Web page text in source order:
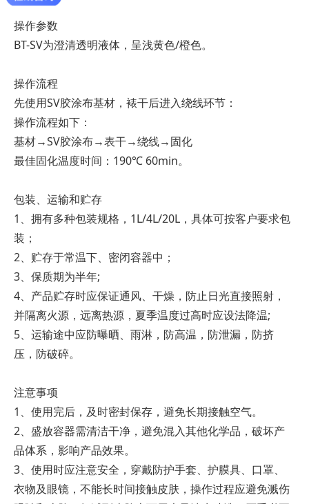
操作参数
BT-SV为澄清透明液体，呈浅黄色/橙色。
操作流程
先使用SV胶涂布基材，裱干后进入绕线环节：
操作流程如下：
基材→SV胶涂布→表干→绕线→固化
最佳固化温度时间：190℃ 60min。
包装、运输和贮存
1、拥有多种包装规格，1L/4L/20L，具体可按客户要求包
装；
2、贮存于常温下、密闭容器中；
3、保质期为半年;
4、产品贮存时应保证通风、干燥，防止日光直接照射，
并隔离火源，远离热源，夏季温度过高时应设法降温;
5、运输途中应防曝晒、雨淋，防高温，防泄漏，防挤
压，防破碎。
注意事项
1、使用完后，及时密封保存，避免长期接触空气。
2、盛放容器需清洁干净，避免混入其他化学品，破坏产
品体系，影响产品效果。
3、使用时应注意安全，穿戴防护手套、护膜具、口罩、
衣物及眼镜，不能长时间接触皮肤，操作过程应避免溅伤